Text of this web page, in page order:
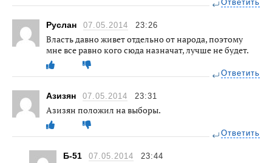
Ответить
Руслан 07.05.2014 23:26
Власть давно живет отдельно от народа, поэтому
мне все равно кого сюда назначат, лучше не будет.
Ответить
Азизян 07.05.2014 23:31
Азизян положил на выборы.
Ответить
Б-51 07.05.2014 23:44